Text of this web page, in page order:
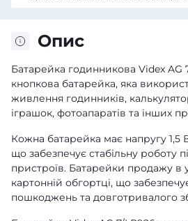
Опис
Батарейка годинникова Videx AG
кнопкова батарейка, яка
живлення годинників,
іграшок, фотоапаратів та інших
Кожна батарейка має напругу 1,5
що забезпечує стабільну роботу
пристроїв. Батарейки продажу в
картонній обгортці, що
пошкоджень та довготривалого